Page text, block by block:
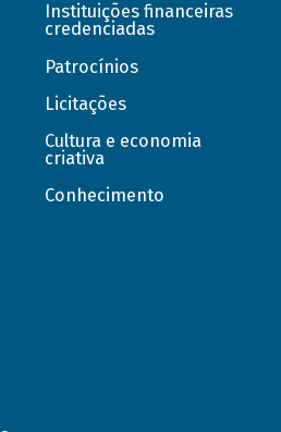
Instituições financeiras
credenciadas
Patrocínios
Licitações
Cultura e economia
criativa
Conhecimento